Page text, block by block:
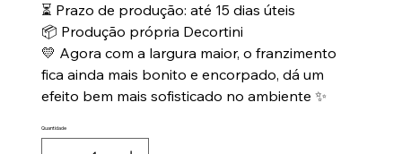
⏳ Prazo de produção: até 15 dias úteis
📦 Produção própria Decortini
💛 Agora com a largura maior, o franzimento
fica ainda mais bonito e encorpado, dá um
efeito bem mais sofisticado no ambiente ✨
Quantidade